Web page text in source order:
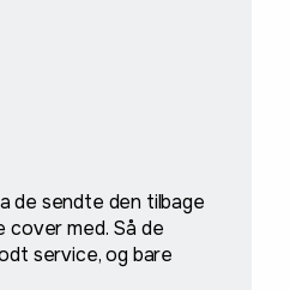
de sendte den tilbage
cover med. Så de
service, og bare